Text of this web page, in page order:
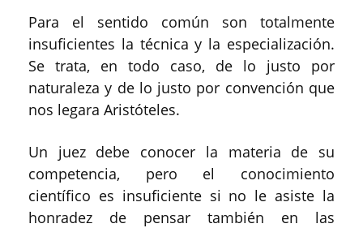
Para el sentido común son totalmente
insuficientes la técnica y la especialización.
Se trata, en todo caso, de lo justo por
naturaleza y de lo justo por convención que
nos legara Aristóteles.
Un juez debe conocer la materia de su
competencia, pero el conocimiento
científico es insuficiente si no le asiste la
honradez de pensar también en las